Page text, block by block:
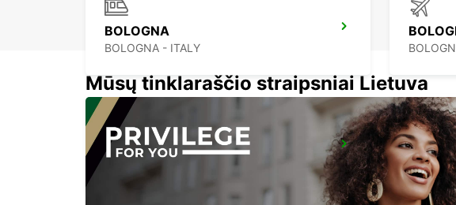
BOLOGNA
BOLOGNA - ITALY
FLORENCE NOVOLI
FIRENZE - ITALY FIRENZE
Mūsų tinklaraščio straipsniai Lietuva